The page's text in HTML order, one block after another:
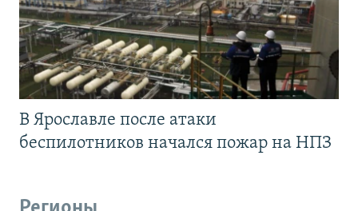
В Ярославле после атаки
беспилотников начался пожар на НПЗ